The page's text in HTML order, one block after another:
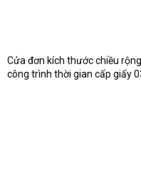
Cửa đơn kích thước chiều
công trình thời gian cấp giấy